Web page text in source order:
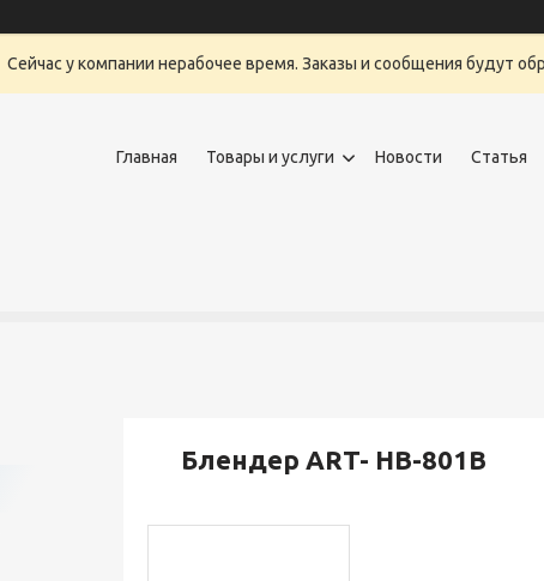
Сейчас у компании нерабочее время. Заказы и сообщения будут
Главная Товары и услуги Новости Статья
Блендер ART- HB-801B